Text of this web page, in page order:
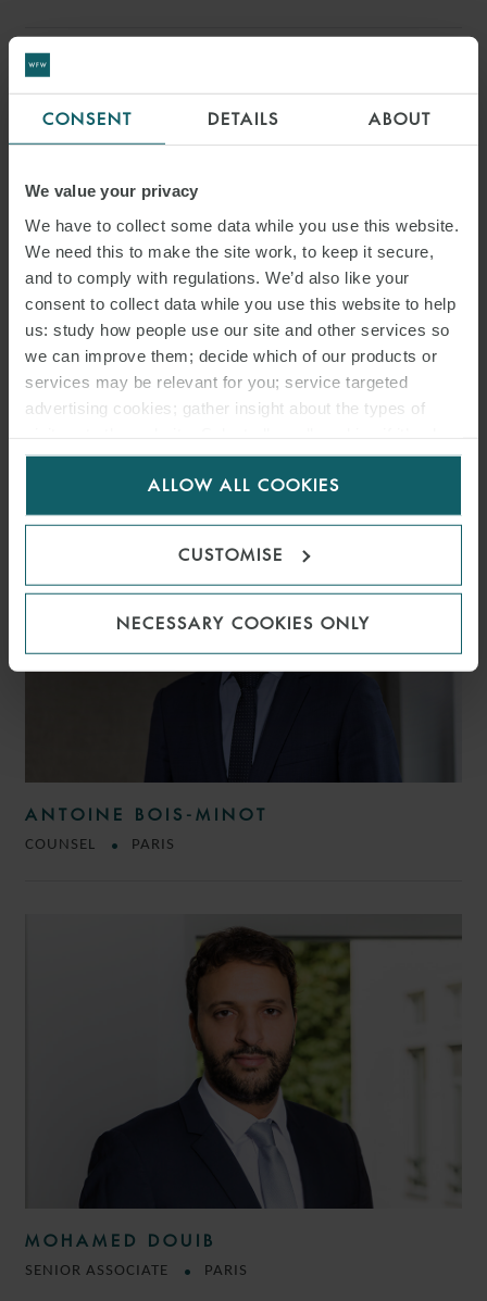
CONSENT DETAILS ABOUT
We value your privacy
We have to collect some data while you use this website.
We need this to make the site work, to keep it secure,
and to comply with regulations. We’d also like your
consent to collect data while you use this website to help
us: study how people use our site and other services so
we can improve them; decide which of our products or
services may be relevant for you; service targeted
advertising cookies; gather insight about the types of
for us to use cookies. Select customise to manage
ALLOW ALL COOKIES
CUSTOMISE
NECESSARY COOKIES ONLY
ROMAIN GIRTANNER
PARTNER PARIS
ANTOINE BOIS-MINOT
COUNSEL PARIS
MOHAMED DOUIB
SENIOR ASSOCIATE PARIS